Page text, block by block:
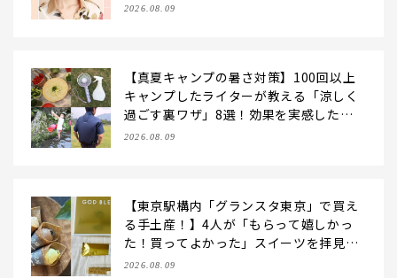
2026.08.09
【真夏キャンプの暑さ対策】100回以上
キャンプしたライターが教える「涼しく
過ごす裏ワザ」8選！効果を実感したア
イデアだけを伝授
2026.08.09
【東京駅構内「グランスタ東京」で買え
る手土産！】4人が「もらって嬉しかっ
た！買ってよかった」スイーツを拝見♪
GOD BLESS BUTTERのバター菓子、SO
2026.08.09